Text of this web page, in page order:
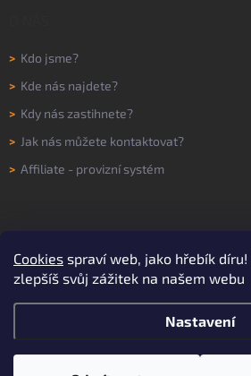
Cookies spraví web, jako hřebík
zlepšíš svůj zážitek na našem webu
Nastavení
> Kdo jsme?
> Kde nás najdete?
> Kdy nás zastihnete?
> Jak nás můžete kontaktovat?
> Affiliate - provizní systém
Copyright 2026WORKNOW. Všechna práva